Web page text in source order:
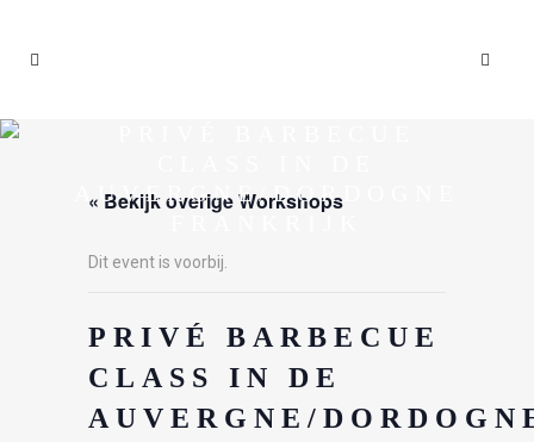
AUVERGNE/DORDOGNE
« Bekijk overige Workshops
Dit event is voorbij.
PRIVÉ BARBECUE
CLASS IN DE
AUVERGNE/